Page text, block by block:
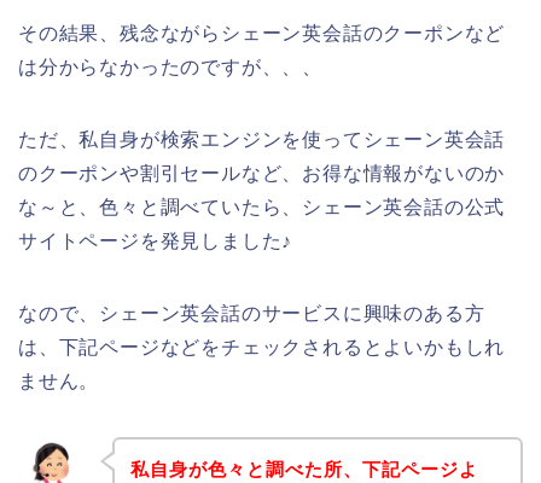
その結果、残念ながらシェーン英会話のクーポンなど
は分からなかったのですが、、、
ただ、私自身が検索エンジンを使ってシェーン英会話
のクーポンや割引セールなど、お得な情報がないのか
な～と、色々と調べていたら、シェーン英会話の公式
サイトページを発見しました♪
なので、シェーン英会話のサービスに興味のある方
は、下記ページなどをチェックされるとよいかもしれ
ません。
私自身が色々と調べた所、下記ページよ